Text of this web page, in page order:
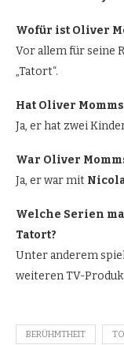
Wofür ist Oliver
Vor allem für seine
„Tatort“.
Hat Oliver
Ja, er hat zwei
War Oliver
Ja, er war mit
Welche Serien
Tatort?
Unter anderem
weiteren TV-
BERÜHMTHEIT